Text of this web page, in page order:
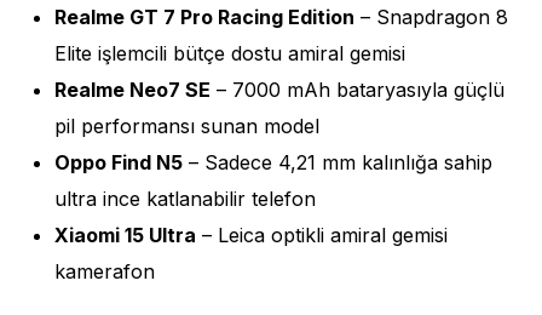
Realme GT 7 Pro Racing Edition – Snapdragon 8
Elite işlemcili bütçe dostu amiral gemisi
Realme Neo7 SE – 7000 mAh bataryasıyla güçlü
pil performansı sunan model
Oppo Find N5 – Sadece 4,21 mm kalınlığa sahip
ultra ince katlanabilir telefon
Xiaomi 15 Ultra – Leica optikli amiral gemisi
kamerafon